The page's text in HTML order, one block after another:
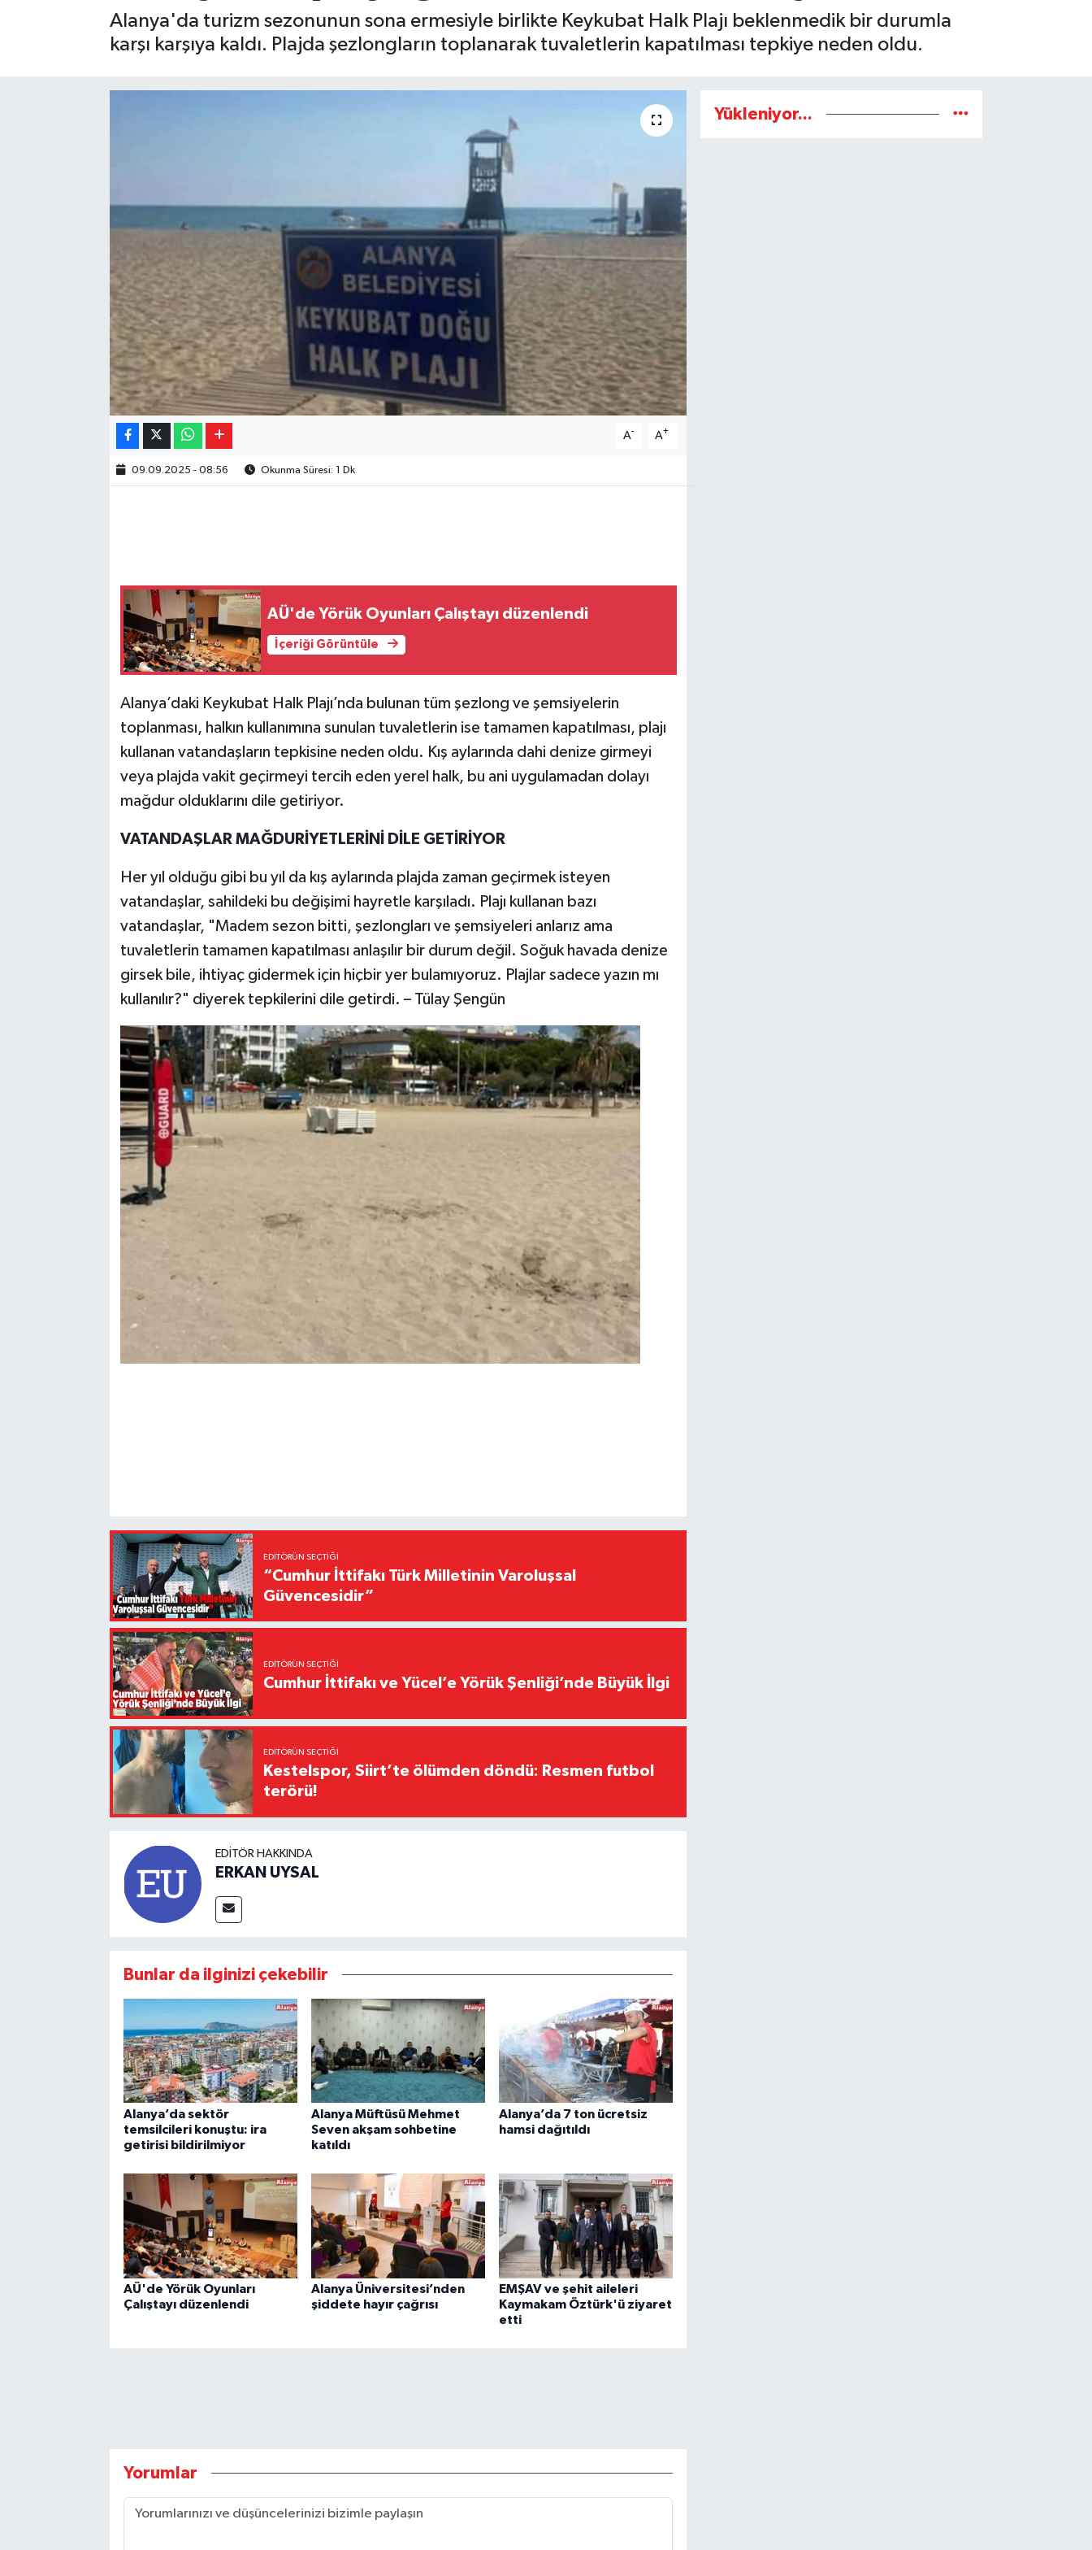
Alanya'da turizm sezonunun sona ermesiyle birlikte Keykubat Halk Plajı beklenmedik bir durumla
karşı karşıya kaldı. Plajda şezlongların toplanarak tuvaletlerin kapatılması tepkiye neden oldu.
A- A+
09.09.2025 - 08:56 Okunma Süresi: 1 Dk
AÜ'de Yörük Oyunları Çalıştayı düzenlendi
İçeriği Görüntüle
Alanya’daki Keykubat Halk Plajı’nda bulunan tüm şezlong ve şemsiyelerin
toplanması, halkın kullanımına sunulan tuvaletlerin ise tamamen kapatılması, plajı
kullanan vatandaşların tepkisine neden oldu. Kış aylarında dahi denize girmeyi
veya plajda vakit geçirmeyi tercih eden yerel halk, bu ani uygulamadan dolayı
mağdur olduklarını dile getiriyor.
VATANDAŞLAR MAĞDURİYETLERİNİ DİLE GETİRİYOR
Her yıl olduğu gibi bu yıl da kış aylarında plajda zaman geçirmek isteyen
vatandaşlar, sahildeki bu değişimi hayretle karşıladı. Plajı kullanan bazı
vatandaşlar, "Madem sezon bitti, şezlongları ve şemsiyeleri anlarız ama
tuvaletlerin tamamen kapatılması anlaşılır bir durum değil. Soğuk havada denize
girsek bile, ihtiyaç gidermek için hiçbir yer bulamıyoruz. Plajlar sadece yazın mı
kullanılır?" diyerek tepkilerini dile getirdi. – Tülay Şengün
EDITÖRÜN SEÇTIĞI
“Cumhur İttifakı Türk Milletinin Varoluşsal
Güvencesidir”
EDITÖRÜN SEÇTIĞI
Cumhur İttifakı ve Yücel’e Yörük Şenliği’nde Büyük İlgi
EDITÖRÜN SEÇTIĞI
Kestelspor, Siirt’te ölümden döndü: Resmen futbol
terörü!
EDITÖR HAKKINDA
ERKAN UYSAL
Bunlar da ilginizi çekebilir
Alanya’da sektör
temsilcileri konuştu: ira
getirisi bildirilmiyor
Alanya Müftüsü Mehmet
Seven akşam sohbetine
katıldı
Alanya’da 7 ton ücretsiz
hamsi dağıtıldı
AÜ'de Yörük Oyunları
Çalıştayı düzenlendi
Alanya Üniversitesi’nden
şiddete hayır çağrısı
EMŞAV ve şehit aileleri
Kaymakam Öztürk'ü ziyaret
etti
Yorumlar
Yükleniyor...
Gizlilik İlkeleri - Privacy Policy